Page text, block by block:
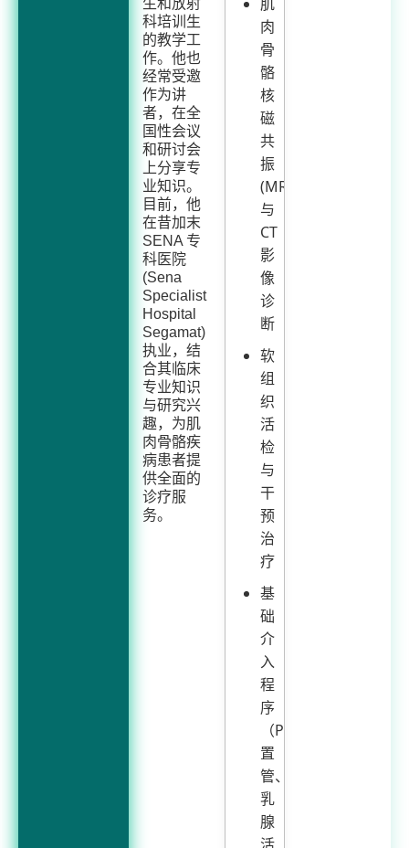
生和放射
科培训生
的教学工
作。他也
经常受邀
作为讲
者，在全
国性会议
和研讨会
上分享专
业知识。
目前，他
在昔加末
SENA 专
科医院
(Sena
Specialist
Hospital
Segamat)
执业，结
合其临床
专业知识
与研究兴
趣，为肌
肉骨骼疾
病患者提
供全面的
诊疗服
务。
肉
骨
骼
核
磁
共
振
(MRI)
与
CT
影
像
诊
断
软
组
织
活
检
与
干
预
治
疗
基
础
介
入
程
序
（PICC
置
管、
乳
腺